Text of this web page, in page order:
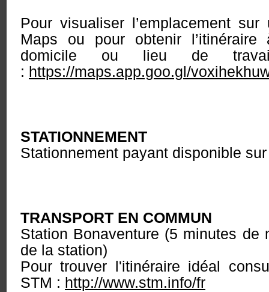
Pour visualiser l’emplacement
Maps ou pour obtenir
domicile ou lieu de
: https://maps.app.goo.gl/
STATIONNEMENT
Stationnement payant disponible
TRANSPORT EN COMMUN
Station Bonaventure (5 minutes de
de la station)
Pour trouver l'itinéraire idéal
STM : http://www.stm.info/fr